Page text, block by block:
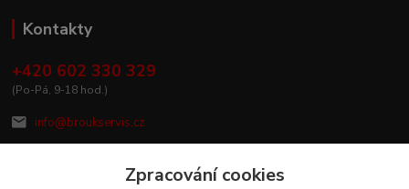
Kontakty
+420 602 330 329
(Po-Pá, 9-18 hod.)
info@broukservis.cz
Zpracování cookies